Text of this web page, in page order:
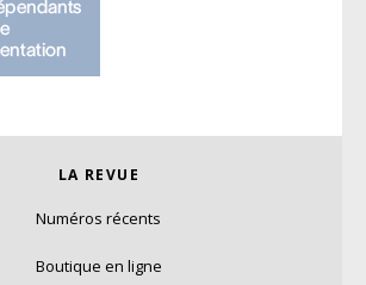
LA REVUE
Numéros récents
Boutique en ligne